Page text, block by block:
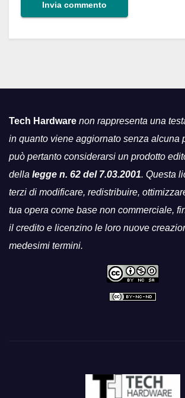
Tech Hardware non rappresenta una
in quanto viene aggiornato senza alcuna
può pertanto considerarsi un prodotto
della legge n. 62 del 7.03.2001. Questa
terzi di modificare, redistribuire,
tua opera come base non commerciale,
il credito e licenzino le loro nuove
medesimi termini.